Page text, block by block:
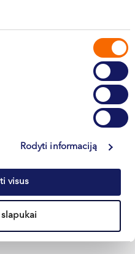
Rodyti informaciją
visus